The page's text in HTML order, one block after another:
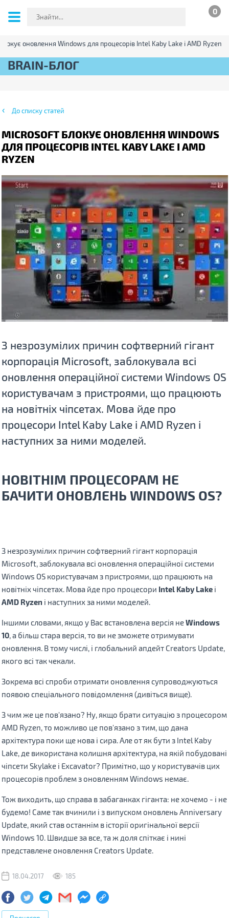
0
оновлення Windows для процесорів Intel Kaby Lake і AMD Ryzen
BRAIN-БЛОГ
До списку статей
MICROSOFT БЛОКУЄ ОНОВЛЕННЯ WINDOWS
ДЛЯ ПРОЦЕСОРІВ INTEL KABY LAKE І AMD
RYZEN
З незрозумілих причин софтверний гігант
корпорація Microsoft, заблокувала всі
оновлення операційної системи Windows OS
користувачам з пристроями, що працюють
на новітніх чіпсетах. Мова йде про
процесори Intel Kaby Lake і AMD Ryzen і
наступних за ними моделей.
НОВІТНІМ ПРОЦЕСОРАМ НЕ
БАЧИТИ ОНОВЛЕНЬ WINDOWS OS?
З незрозумілих причин софтверний гігант корпорація
Microsoft, заблокувала всі оновлення операційної системи
Windows OS користувачам з пристроями, що працюють на
новітніх чіпсетах. Мова йде про процесори Intel Kaby Lake і
AMD Ryzen і наступних за ними моделей.
Іншими словами, якщо у Вас встановлена версія неWindows
10, а більш стара версія, то ви не зможете отримувати
оновлення. В тому числі, і глобальний апдейт Creators Update,
якого всі так чекали.
Зокрема всі спроби отримати оновлення супроводжуються
появою спеціального повідомлення (дивіться вище).
З чим же це пов'язано? Ну, якщо брати ситуацію з процесором
AMD Ryzen, то можливо це пов'язано з тим, що дана
архітектура поки ще нова і сира. Але от як бути з Intel Kaby
Lake, де використана колишня архітектура, на якій побудовані
чіпсети Skylake і Excavator? Примітно, що у користувачів цих
процесорів проблем з оновленням Windows немає.
Тож виходить, що справа в забаганках гіганта: не хочемо - і не
будемо! Саме так вчинили і з випуском оновлень Anniversary
Update, який став останнім в історії оригінальної версії
Windows 10. Швидше за все, та ж доля спіткає і нині
представлене оновлення Creators Update.
18.04.2017 185